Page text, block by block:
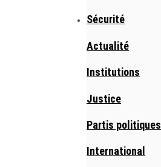
Sécurité
Actualité
Institutions
Justice
Partis politiques
International